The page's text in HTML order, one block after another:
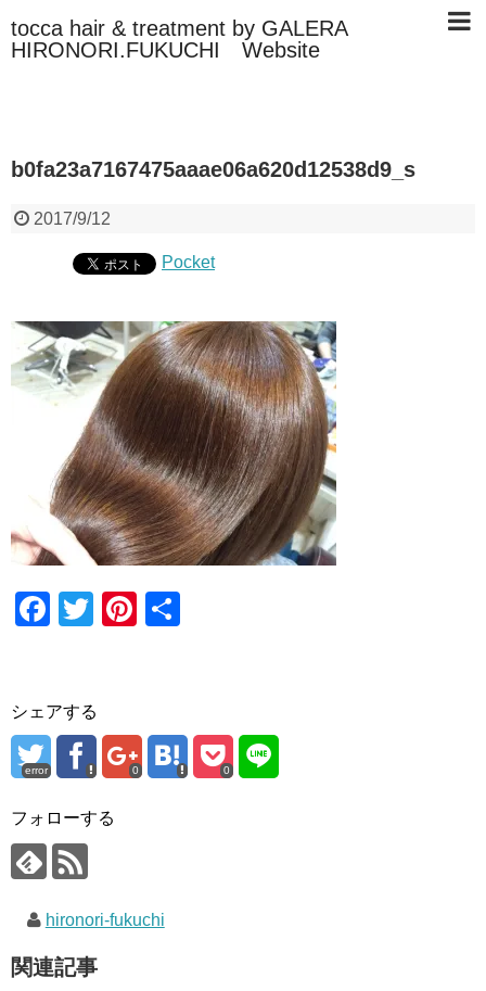
tocca hair & treatment by GALERA
HIRONORI.FUKUCHI Website
b0fa23a7167475aaae06a620d12538d9_s
2017/9/12
Pocket
F
e
b
o
o
k
T
er
Pi
st
シェアする
error 0 0
フォローする
hironori-fukuchi
関連記事